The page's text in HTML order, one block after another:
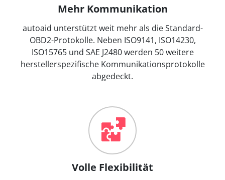
Mehr Kommunikation
autoaid unterstützt weit mehr als die Standard-
OBD2-Protokolle. Neben ISO9141, ISO14230,
ISO15765 und SAE J2480 werden 50 weitere
herstellerspezifische Kommunikationsprotokolle
abgedeckt.
Volle Flexibilität